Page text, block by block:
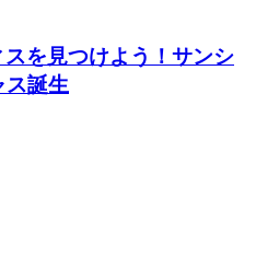
を見つけよう！サンシ
ス誕生